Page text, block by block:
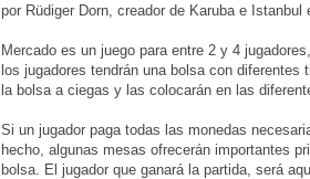
por Rüdiger Dorn, creador de Karuba e Istanbul
Mercado es un juego para entre 2 y 4
los jugadores tendrán una bolsa con
la bolsa a ciegas y las colocarán en las
Si un jugador paga todas las monedas
hecho, algunas mesas ofrecerán importantes
bolsa. El jugador que ganará la partida, será